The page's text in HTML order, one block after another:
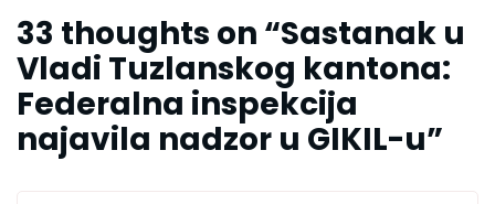
33 thoughts on “Sastanak u
Vladi Tuzlanskog kantona:
Federalna inspekcija
najavila nadzor u GIKIL-u”